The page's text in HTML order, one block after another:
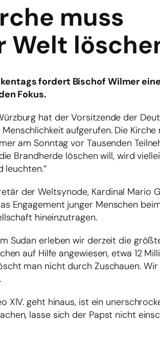
muss
Welt
fordert Bischof Wilmer
Fokus.
hat der Vorsitzende der
aufgerufen. Die Kirche
am Sonntag vor Tausenden
Brandherde löschen will, wird
leuchten.“
der Weltsynode, Kardinal Mario
Engagement junger Menschen
hineinzutragen.
Sudan erleben wir derzeit die
auf Hilfe angewiesen, etwa 12
man nicht durch Zuschauen.
XIV. geht hinaus, ist ein
lasse sich der Papst nicht